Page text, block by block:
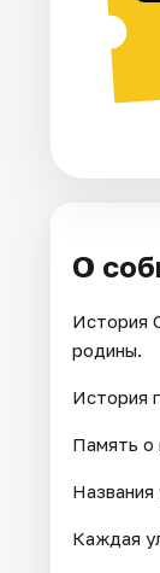
О
История
родины.
История
Память о
Каждая